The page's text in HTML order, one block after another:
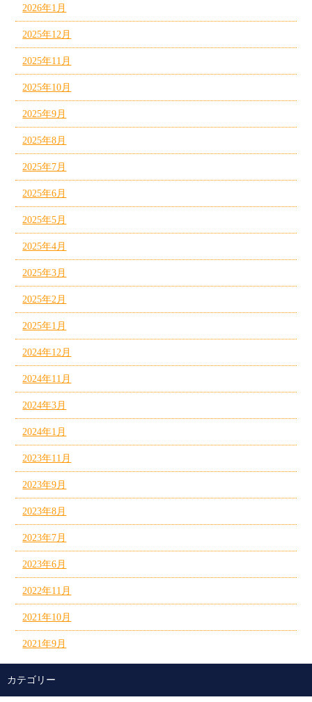
2026年1月
2025年12月
2025年11月
2025年10月
2025年9月
2025年8月
2025年7月
2025年6月
2025年5月
2025年4月
2025年3月
2025年2月
2025年1月
2024年12月
2024年11月
2024年3月
2024年1月
2023年11月
2023年9月
2023年8月
2023年7月
2023年6月
2022年11月
2021年10月
2021年9月
カテゴリー